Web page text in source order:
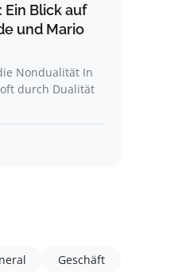
Blick auf
und Mario
Nondualität In
durch Dualität
Geschäft